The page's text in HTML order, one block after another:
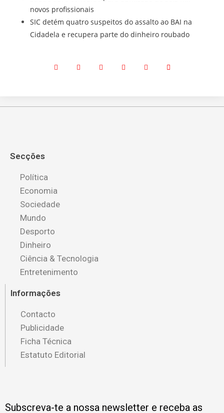
novos profissionais
SIC detém quatro suspeitos do assalto ao BAI na
Cidadela e recupera parte do dinheiro roubado
Secções
Política
Economia
Sociedade
Mundo
Desporto
Dinheiro
Ciência & Tecnologia
Entretenimento
Informações
Contacto
Publicidade
Ficha Técnica
Estatuto Editorial
Subscreva-te a nossa newsletter e receba as